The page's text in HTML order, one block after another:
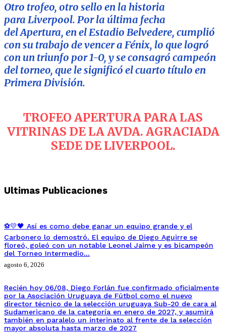
Otro trofeo, otro sello en la historia
para Liverpool. Por la última fecha
del Apertura, en el Estadio Belvedere, cumplió
con su trabajo de vencer a Fénix, lo que logró
con un triunfo por 1-0, y se consagró campeón
del torneo, que le significó el cuarto título en
Primera División.
TROFEO APERTURA PARA LAS
VITRINAS DE LA AVDA. AGRACIADA
SEDE DE LIVERPOOL.
Ultimas Publicaciones
⚽💛🖤 Así es como debe ganar un equipo grande y el
Carbonero lo demostró. El equipo de Diego Aguirre se
floreó, goleó con un notable Leonel Jaime y es bicampeón
del Torneo Intermedio…
agosto 6, 2026
Recién hoy 06/08, Diego Forlán fue confirmado oficialmente
por la Asociación Uruguaya de Fútbol como el nuevo
director técnico de la selección uruguaya Sub-20 de cara al
Sudamericano de la categoría en enero de 2027, y asumirá
también en paralelo un interinato al frente de la selección
mayor absoluta hasta marzo de 2027